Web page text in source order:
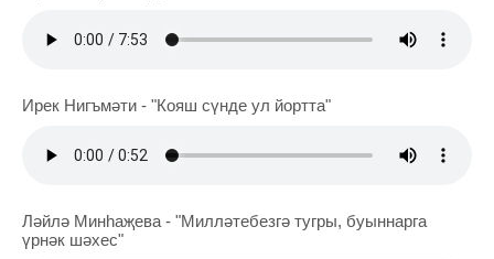
Ирек Нигъмәти - "Кояш сүнде ул йортта"
Ләйлә Минһаҗева - "Милләтебезгә тугры, буыннарга
үрнәк шәхес"